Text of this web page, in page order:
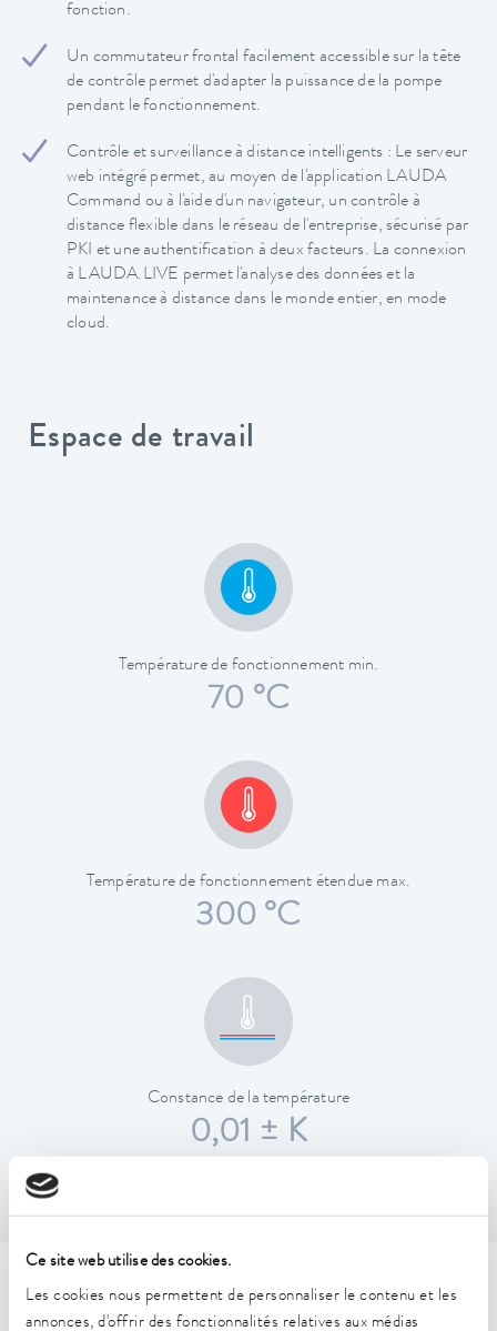
Ce site web utilise des cookies.
Les cookies nous permettent de personnaliser le contenu et les
annonces, d'offrir des fonctionnalités relatives aux médias
fonction.
Un commutateur frontal facilement accessible sur la tête
de contrôle permet d'adapter la puissance de la pompe
pendant le fonctionnement.
Contrôle et surveillance à distance intelligents : Le serveur
web intégré permet, au moyen de l'application LAUDA
Command ou à l'aide d'un navigateur, un contrôle à
distance flexible dans le réseau de l'entreprise, sécurisé par
PKI et une authentification à deux facteurs. La connexion
à LAUDA.LIVE permet l'analyse des données et la
maintenance à distance dans le monde entier, en mode
cloud.
Espace de travail
Température de fonctionnement min.
70 °C
Température de fonctionnement étendue max.
300 °C
Constance de la température
0,01 ± K
Caractéristiques techniques